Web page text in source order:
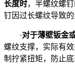
长度时，半螺纹螺
钉因过长螺纹导致的
·对于薄壁钣金
螺纹支撑，实际有
制拧紧扭矩，防止底